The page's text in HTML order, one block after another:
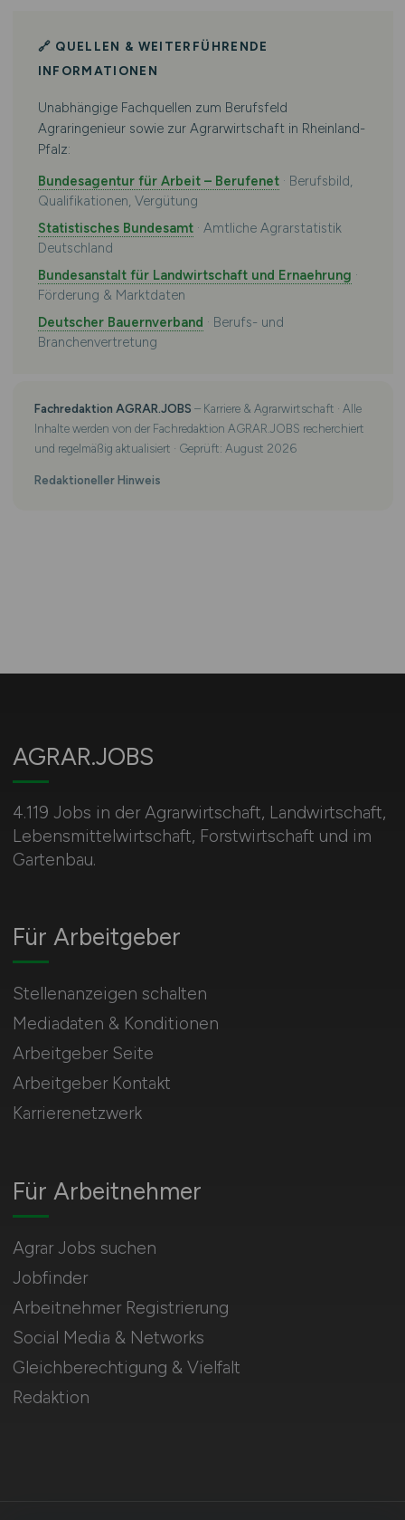
🔗 QUELLEN & WEITERFÜHRENDE
INFORMATIONEN
Unabhängige Fachquellen zum Berufsfeld
Agraringenieur sowie zur Agrarwirtschaft in Rheinland-
Pfalz:
Bundesagentur für Arbeit – Berufenet· Berufsbild,
Qualifikationen, Vergütung
Statistisches Bundesamt· Amtliche Agrarstatistik
Deutschland
Bundesanstalt für Landwirtschaft und Ernaehrung ·
Förderung & Marktdaten
Deutscher Bauernverband · Berufs- und
Branchenvertretung
Fachredaktion AGRAR.JOBS – Karriere & Agrarwirtschaft · Alle
Inhalte werden von der Fachredaktion AGRAR.JOBS recherchiert
und regelmäßig aktualisiert · Geprüft: August 2026
Redaktioneller Hinweis
AGRAR.JOBS
4.119 Jobs in der Agrarwirtschaft, Landwirtschaft,
Lebensmittelwirtschaft, Forstwirtschaft und im
Gartenbau.
Für Arbeitnehmer
Agrar Jobs suchen
Jobfinder
Arbeitnehmer Registrierung
Social Media & Networks
Gleichberechtigung & Vielfalt
Redaktion
Für Arbeitgeber
Stellenanzeigen schalten
Mediadaten & Konditionen
Arbeitgeber Seite
Arbeitgeber Kontakt
Karrierenetzwerk